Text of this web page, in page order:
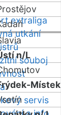
extraliga
utkání
souboj
servis
n/L
Místek